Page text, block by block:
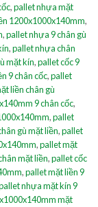
,pallet nhựa mặt
1200x1000x140mm,
,pallet nhựa 9 chân gù
,pallet nhựa chân
mặt kín,pallet cốc 9
9 chân cốc,pallet
liền chân gù
9 chân cốc,
,pallet
gù mặt liền,pallet
,pallet mặt
mặt liền,pallet cốc
,pallet mặt liền 9
nhựa mặt kín 9
mặt